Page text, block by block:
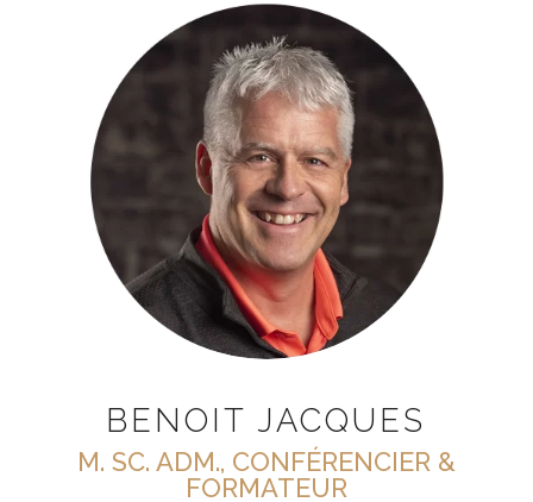
BENOIT JACQUES
M. SC. ADM., CONFÉRENCIER &
FORMATEUR